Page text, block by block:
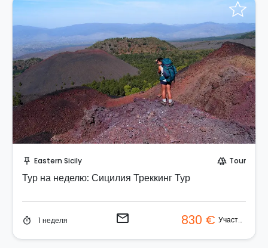
push_pin Eastern Sicily forest Tour
Тур на неделю: Сицилия Треккинг Тур
timer 1 неделя email 830 € Участник